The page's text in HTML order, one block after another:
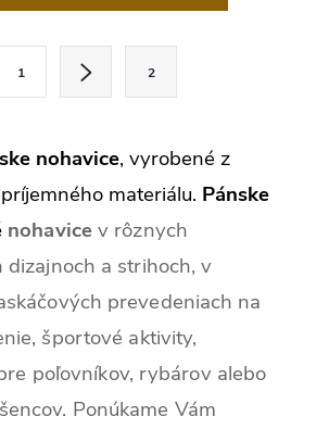
1 2
nohavice, vyrobené z
materiálu. Pánske
nohavicev rôznych
dizajnoch a strihoch, v
prevedeniach na
športové aktivity,
poľovníkov, rybárov alebo
Ponúkame Vám